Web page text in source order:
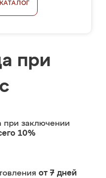
при
при заключении
10%
от 7 дней